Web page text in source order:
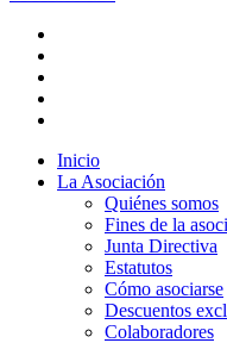
Inicio
La Asociación
Quiénes somos
Fines de la
Junta Directiva
Estatutos
Cómo asociarse
Descuentos
Colaboradores